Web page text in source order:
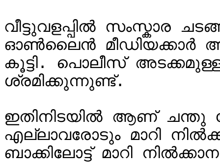
വീട്ടുവളപ്പിൽ സംസ്കാര
ഓൺലൈൻ മീഡിയക്കാർ
കൂട്ടി. പൊലീസ്
ശ്രമിക്കുന്നുണ്ട്.
ഇതിനിടയിൽ ആണ് ചന്തു
എല്ലാവരോടും മാറി
ബാക്കിലോട്ട് മാറി